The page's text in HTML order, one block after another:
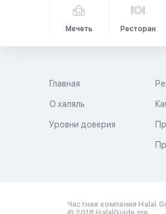
Мечеть Ресторан
Главная
О халяль
Уровни доверия
Частная компания Halal